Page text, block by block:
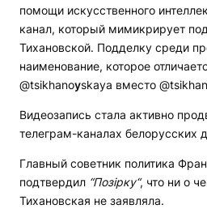
помощи искусственного
канал, который мимикрирует
Тихановской. Подделку среди
наименование, которое
@tsikhanoyskaya вместо
Видеозапись стала активно
телеграм-каналах белорусских
Главный советник политика
подтвердил “Позірку“, что ни о
Тихановская не заявляла.